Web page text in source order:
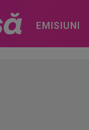
EMISIUNI